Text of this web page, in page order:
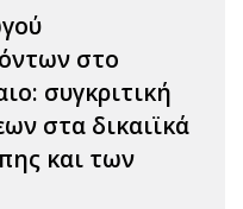
στο
συγκριτική
στα δικαιϊκά
και των